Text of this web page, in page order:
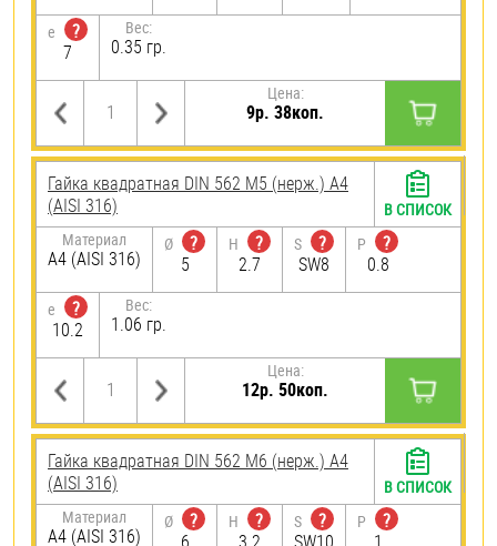
e
?
7
Вес:
0.35 гр.
Цена:
9р. 38коп.
Гайка квадратная DIN 562 М5 (нерж.) A4
(AISI 316)
Материал
A4 (AISI 316)
Ø
?
5
H
?
2.7
S
?
SW8
P
?
0.8
e
?
10.2
Вес:
1.06 гр.
Цена:
12р. 50коп.
В СПИСОК
Гайка квадратная DIN 562 М6 (нерж.) A4
(AISI 316)
Материал
A4 (AISI 316)
Ø
?
H
?
S
?
P
?
В СПИСОК